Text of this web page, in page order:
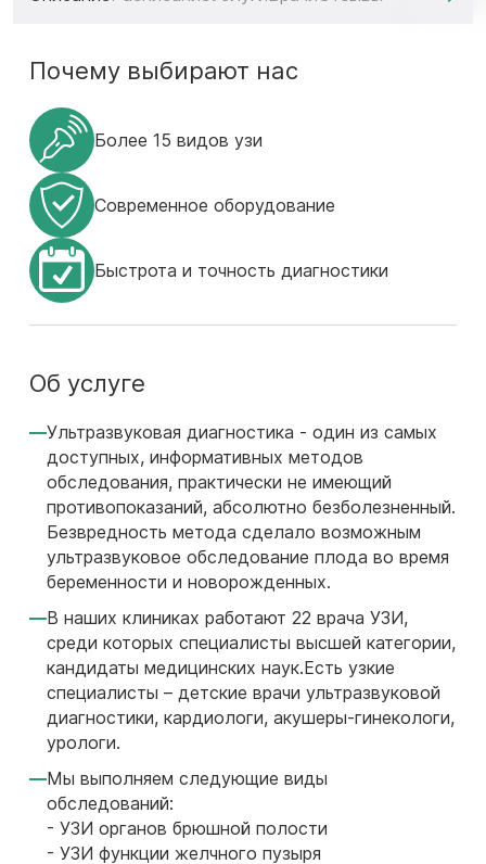
Почему выбирают нас
Более 15 видов узи
Современное оборудование
Быстрота и точность диагностики
Об услуге
Ультразвуковая диагностика - один из самых
доступных, информативных методов
обследования, практически не имеющий
противопоказаний, абсолютно безболезненный.
Безвредность метода сделало возможным
ультразвуковое обследование плода во время
беременности и новорожденных.
В наших клиниках работают 22 врача УЗИ,
среди которых специалисты высшей категории,
кандидаты медицинских наук.Есть узкие
специалисты – детские врачи ультразвуковой
диагностики, кардиологи, акушеры-гинекологи,
урологи.
Мы выполняем следующие виды
обследований:
- УЗИ органов брюшной полости
- УЗИ функции желчного пузыря